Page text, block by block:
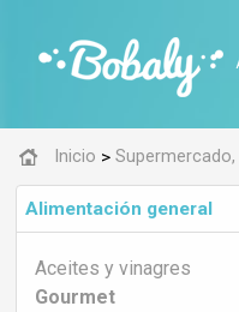
Inicio >
Alimentación general
Aceites y vinagres
Gourmet